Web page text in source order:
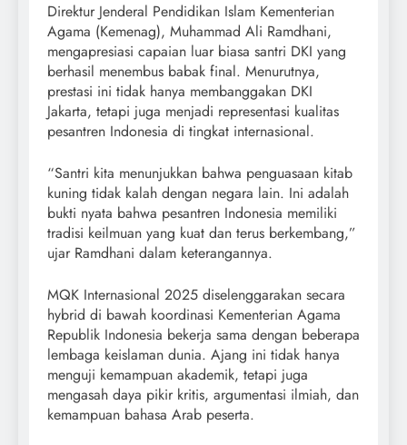
Direktur Jenderal Pendidikan Islam Kementerian
Agama (Kemenag), Muhammad Ali Ramdhani,
mengapresiasi capaian luar biasa santri DKI yang
berhasil menembus babak final. Menurutnya,
prestasi ini tidak hanya membanggakan DKI
Jakarta, tetapi juga menjadi representasi kualitas
pesantren Indonesia di tingkat internasional.
“Santri kita menunjukkan bahwa penguasaan kitab
kuning tidak kalah dengan negara lain. Ini adalah
bukti nyata bahwa pesantren Indonesia memiliki
tradisi keilmuan yang kuat dan terus berkembang,”
ujar Ramdhani dalam keterangannya.
MQK Internasional 2025 diselenggarakan secara
hybrid di bawah koordinasi Kementerian Agama
Republik Indonesia bekerja sama dengan beberapa
lembaga keislaman dunia. Ajang ini tidak hanya
menguji kemampuan akademik, tetapi juga
mengasah daya pikir kritis, argumentasi ilmiah, dan
kemampuan bahasa Arab peserta.